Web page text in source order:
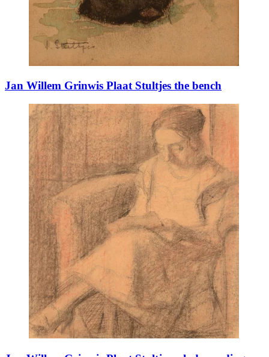
Jan Willem Grinwis Plaat Stultjes the bench